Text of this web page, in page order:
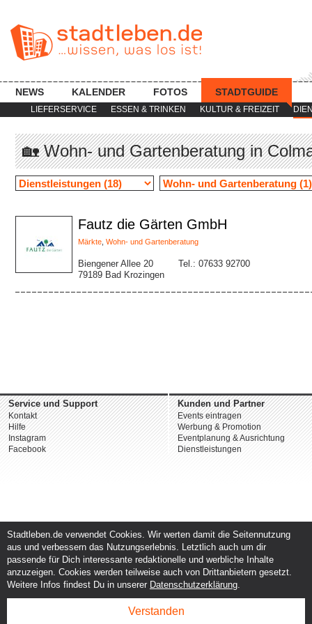
LIEFERSERVICE ESSEN & TRINKEN KULTUR & FREIZEIT
NEWS KALENDER FOTOS STADTGUIDE
🏡 Wohn- und Gartenberatung in
Fautz die Gärten GmbH
Märkte Wohn- und Gartenberatung
Biengener Allee 20
79189 Bad Krozingen
Tel.: 07633 92700
Service und Support
Kontakt
Hilfe
Instagram
Facebook
Kunden und Partner
Events eintragen
Werbung & Promotion
Eventplanung & Ausrichtung
Dienstleistungen
Stadtleben.de verwendet Cookies. Wir werten damit die Seitennutzung
aus und verbessern das Nutzungserlebnis. Letztlich auch um dir
passende für Dich interessante redaktionelle und werbliche Inhalte
anzuzeigen. Cookies werden teilweise auch von Drittanbietern gesetzt.
Weitere Infos findest Du in unserer Datenschutzerklärung.
Verstanden